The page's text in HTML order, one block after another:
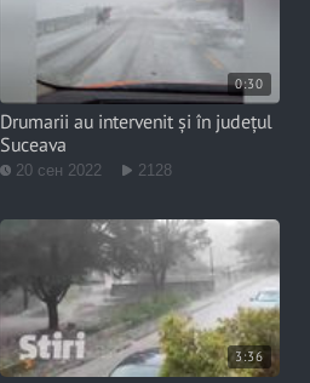
0:30
Drumarii au intervenit și în județul
Suceava
20 сен 2022 2128
3:36